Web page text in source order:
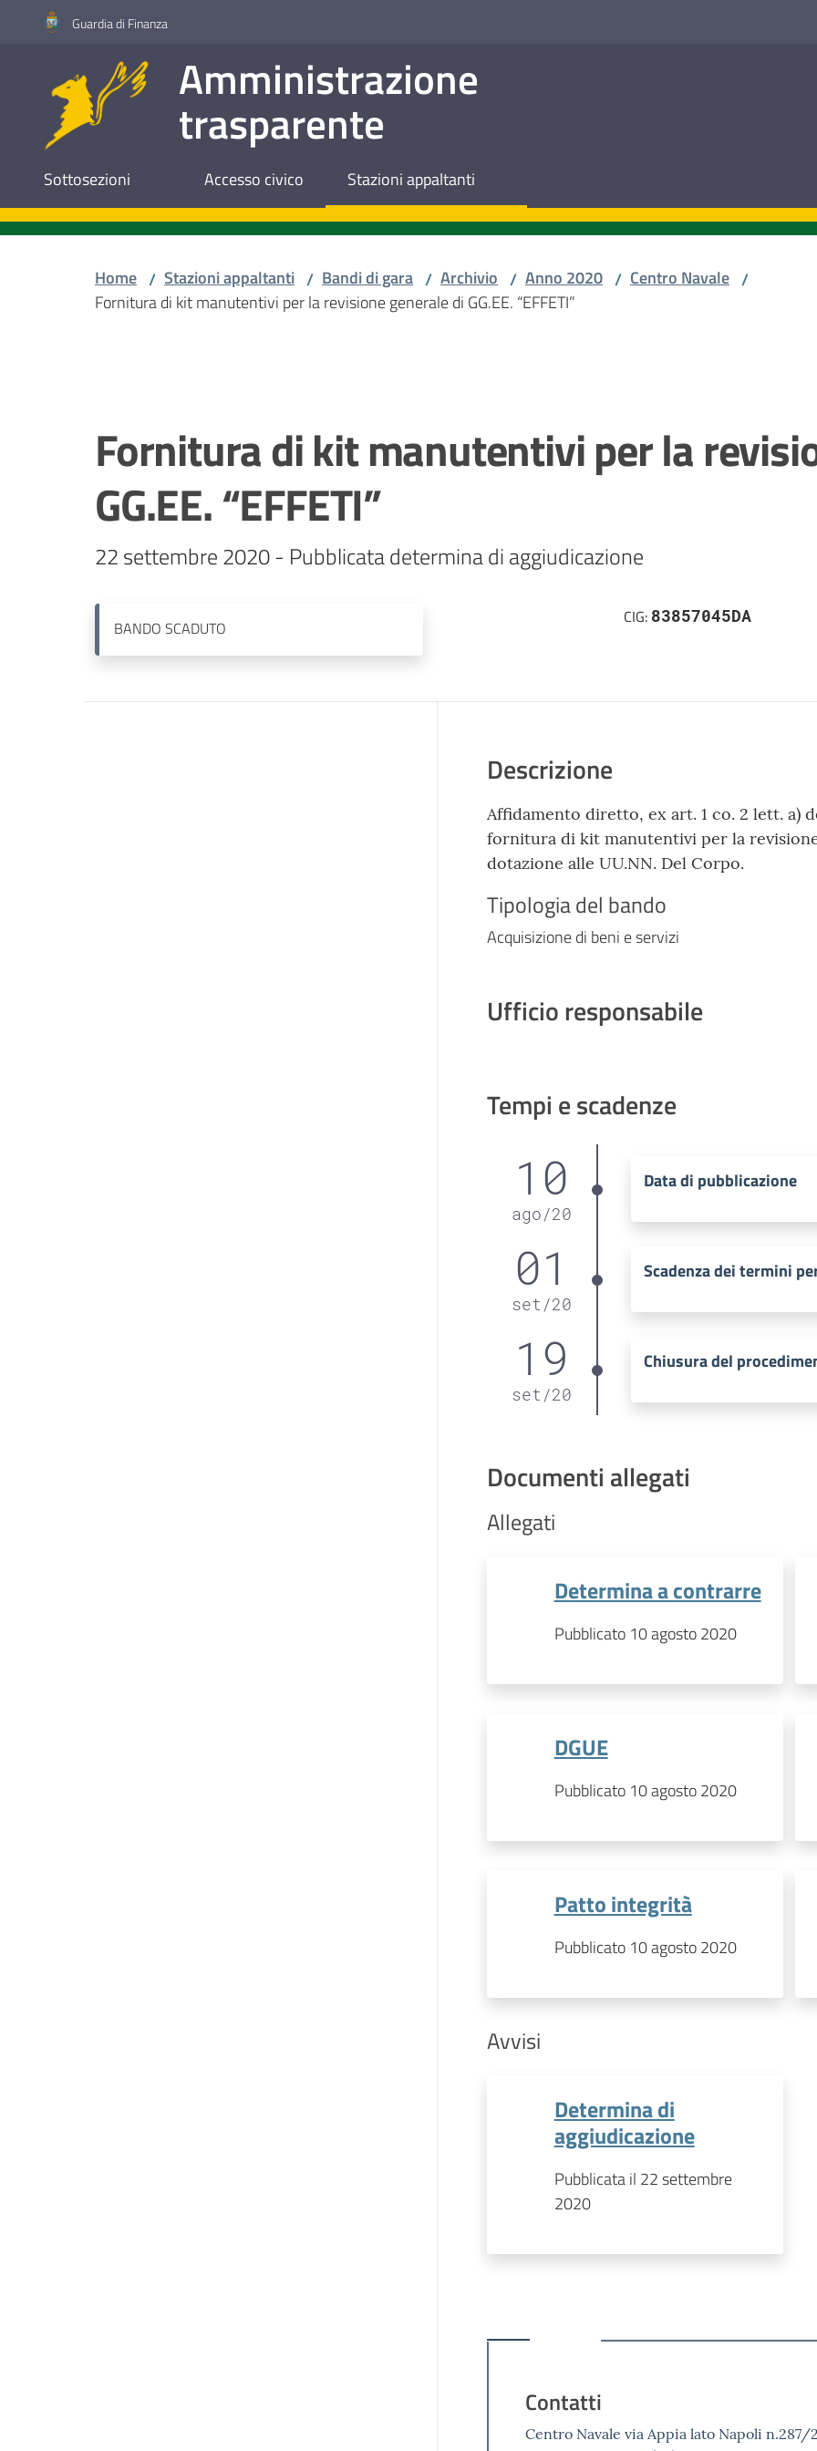
Vai al contenuto
Vai alla navigazione
Vai al footerGuardia di Finanza
Amministrazione
trasparente
Sottosezioni Accesso civico Stazioni appaltanti
Home / Stazioni appaltanti / Bandi di gara / Archivio / Anno 2020 / Centro Navale /
Fornitura di kit manutentivi per la revisione generale di GG.EE. “EFFETI”
Fornitura di kit manutentivi per la
GG.EE. “EFFETI”
22 settembre 2020 - Pubblicata determina di aggiudicazione
BANDO SCADUTO
CIG: 83857045DA
Descrizione
Affidamento diretto, ex art. 1 co. 2 lett. a)
fornitura di kit manutentivi per la revisione
dotazione alle UU.NN. Del Corpo.
Tipologia del bando
Acquisizione di beni e servizi
Ufficio responsabile
Tempi e scadenze
10
ago/20
Data di pubblicazione
01
set /20
Scadenza dei termini
19
set /20
Chiusura del
Documenti allegati
Allegati
Determina a contrarre
Pubblicato 10 agosto 2020
DGUE
Pubblicato 10 agosto 2020
Patto integrità
Pubblicato 10 agosto 2020
Avvisi
Determina di
aggiudicazione
Pubblicata il 22 settembre
2020
Contatti
Centro Navale via Appia lato Napoli n.287/